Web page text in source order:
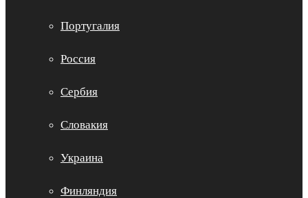
Португалия
Россия
Сербия
Словакия
Украина
Финляндия